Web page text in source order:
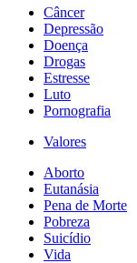
Câncer
Depressão
Doença
Drogas
Estresse
Luto
Pornografia
Valores
Aborto
Eutanásia
Pena de Morte
Pobreza
Suicídio
Vida